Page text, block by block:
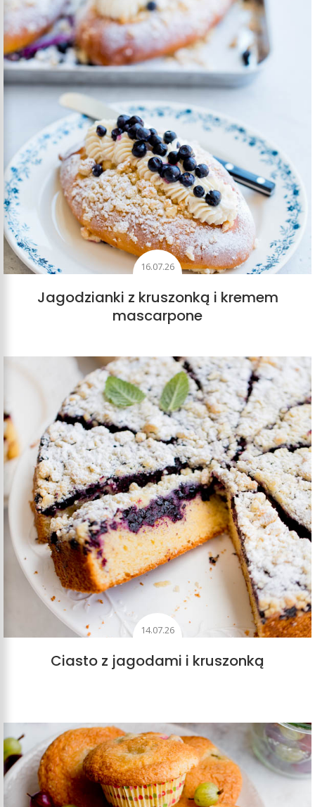
16.07.26
Jagodzianki z kruszonką i kremem
mascarpone
14.07.26
Ciasto z jagodami i kruszonką